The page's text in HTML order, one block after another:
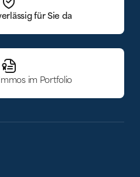
für Sie da
im Portfolio